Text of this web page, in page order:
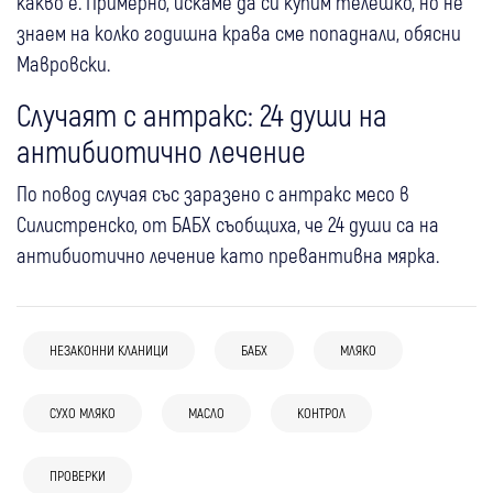
знаем на колко годишна крава сме попаднали, обясни
Мавровски.
Случаят с антракс: 24 души на
антибиотично лечение
По повод случая със заразено с антракс месо в
Силистренско, от БАБХ съобщиха, че 24 души са на
антибиотично лечение като превантивна мярка.
НЕЗАКОННИ КЛАНИЦИ БАБХ МЛЯКО
СУХО МЛЯКО МАСЛО КОНТРОЛ
ПРОВЕРКИ
България
Хаджидимово